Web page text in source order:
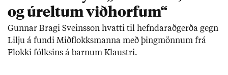
og úreltum viðhorfum“
Gunn­ar Bragi Sveins­son hvatti til hefndarað­gerða gegn
Lilju á fundi Mið­flokks­manna með þing­mönn­um frá
Flokki fólks­ins á barn­um Klaustri.